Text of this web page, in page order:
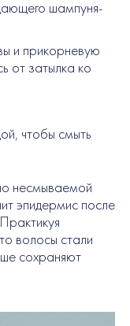
шампуня-
и прикорневую
от затылка ко
чтобы смыть
несмываемой
эпидермис после
волосы стали
сохраняют